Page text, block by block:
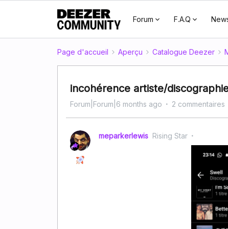
Forum F.A.Q
Page d'accueil Aperçu Catalogue Deezer
incohérence artiste/
Forum|Forum|6 months ago 2 commentaires
meparkerlewis Rising Star